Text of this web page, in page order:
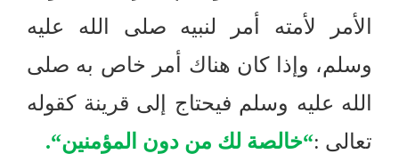
الأمر لأمته أمر لنبيه صلى الله عليه
وسلم، وإذا كان هناك أمر خاص به صلى
الله عليه وسلم فيحتاج إلى قرينة كقوله
تعالى :
“خالصة لك من دون المؤمنين“.